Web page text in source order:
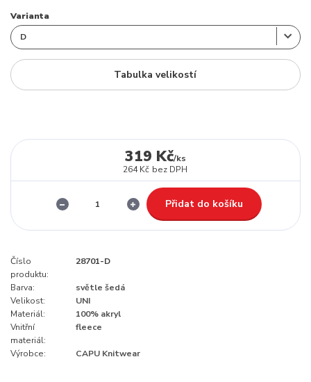
Varianta
Tabulka velikostí
319 Kč/ks
264 Kč bez DPH
Přidat do košíku
Číslo
produktu:
28701-D
Barva:
světle šedá
Velikost:
UNI
Materiál:
100% akryl
Vnitřní
materiál:
fleece
Výrobce: CAPU Knitwear